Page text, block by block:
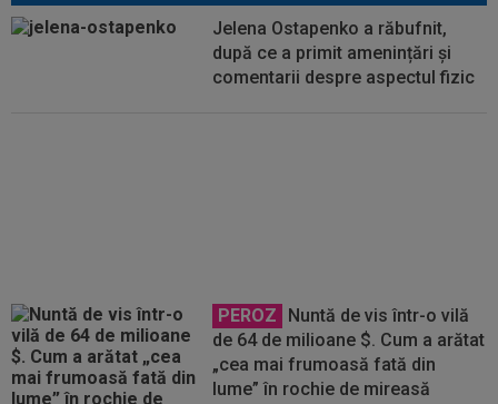
Jelena Ostapenko a răbufnit,
după ce a primit amenințări și
comentarii despre aspectul fizic
PEROZ
Nuntă de vis într-o vilă
de 64 de milioane $. Cum a arătat
„cea mai frumoasă fată din
lume” în rochie de mireasă